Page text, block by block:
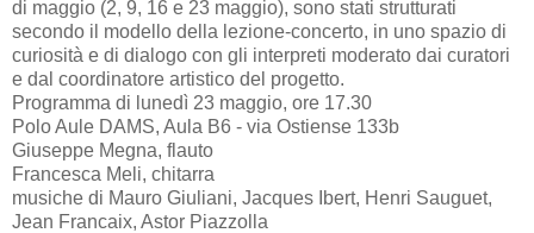
di maggio (2, 9, 16 e 23 maggio), sono stati strutturati
secondo il modello della lezione-concerto, in uno spazio di
curiosità e di dialogo con gli interpreti moderato dai curatori
e dal coordinatore artistico del progetto.
Programma di lunedì 23 maggio, ore 17.30
Polo Aule DAMS, Aula B6 - via Ostiense 133b
Giuseppe Megna, flauto
Francesca Meli, chitarra
musiche di Mauro Giuliani, Jacques Ibert, Henri Sauguet,
Jean Francaix, Astor Piazzolla